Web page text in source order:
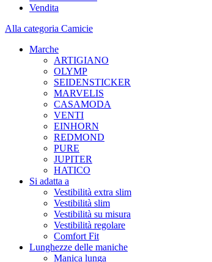
Vendita
Alla categoria Camicie
Marche
ARTIGIANO
OLYMP
SEIDENSTICKER
MARVELIS
CASAMODA
VENTI
EINHORN
REDMOND
PURE
JUPITER
HATICO
Si adatta a
Vestibilità extra slim
Vestibilità slim
Vestibilità su misura
Vestibilità regolare
Comfort Fit
Lunghezze delle maniche
Manica lunga